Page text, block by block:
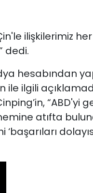
ilişkilerimiz her
dedi.
hesabından
ile ilgili
“ABD'yi
atıfta